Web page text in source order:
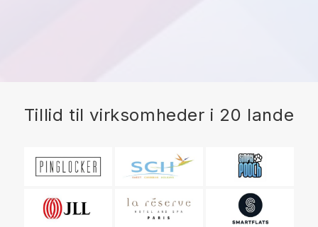
Tillid til virksomheder i 20 lande